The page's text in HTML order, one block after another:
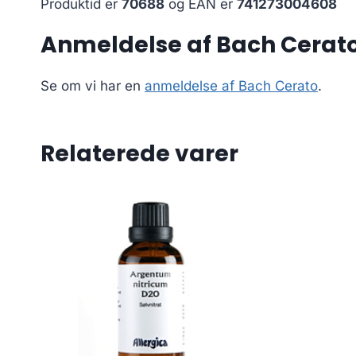
Produktid er 70688 og EAN er 741273004608
Anmeldelse af Bach
Se om vi har en anmeldelse af Bach Cerato.
Relaterede varer